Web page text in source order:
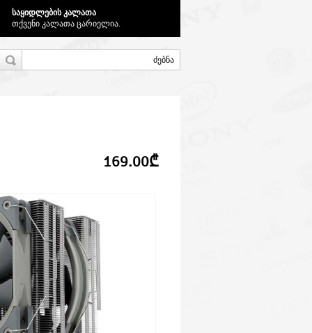
საყიდლების კალათა
თქვენი კალათა ცარიელია.
169.00₾